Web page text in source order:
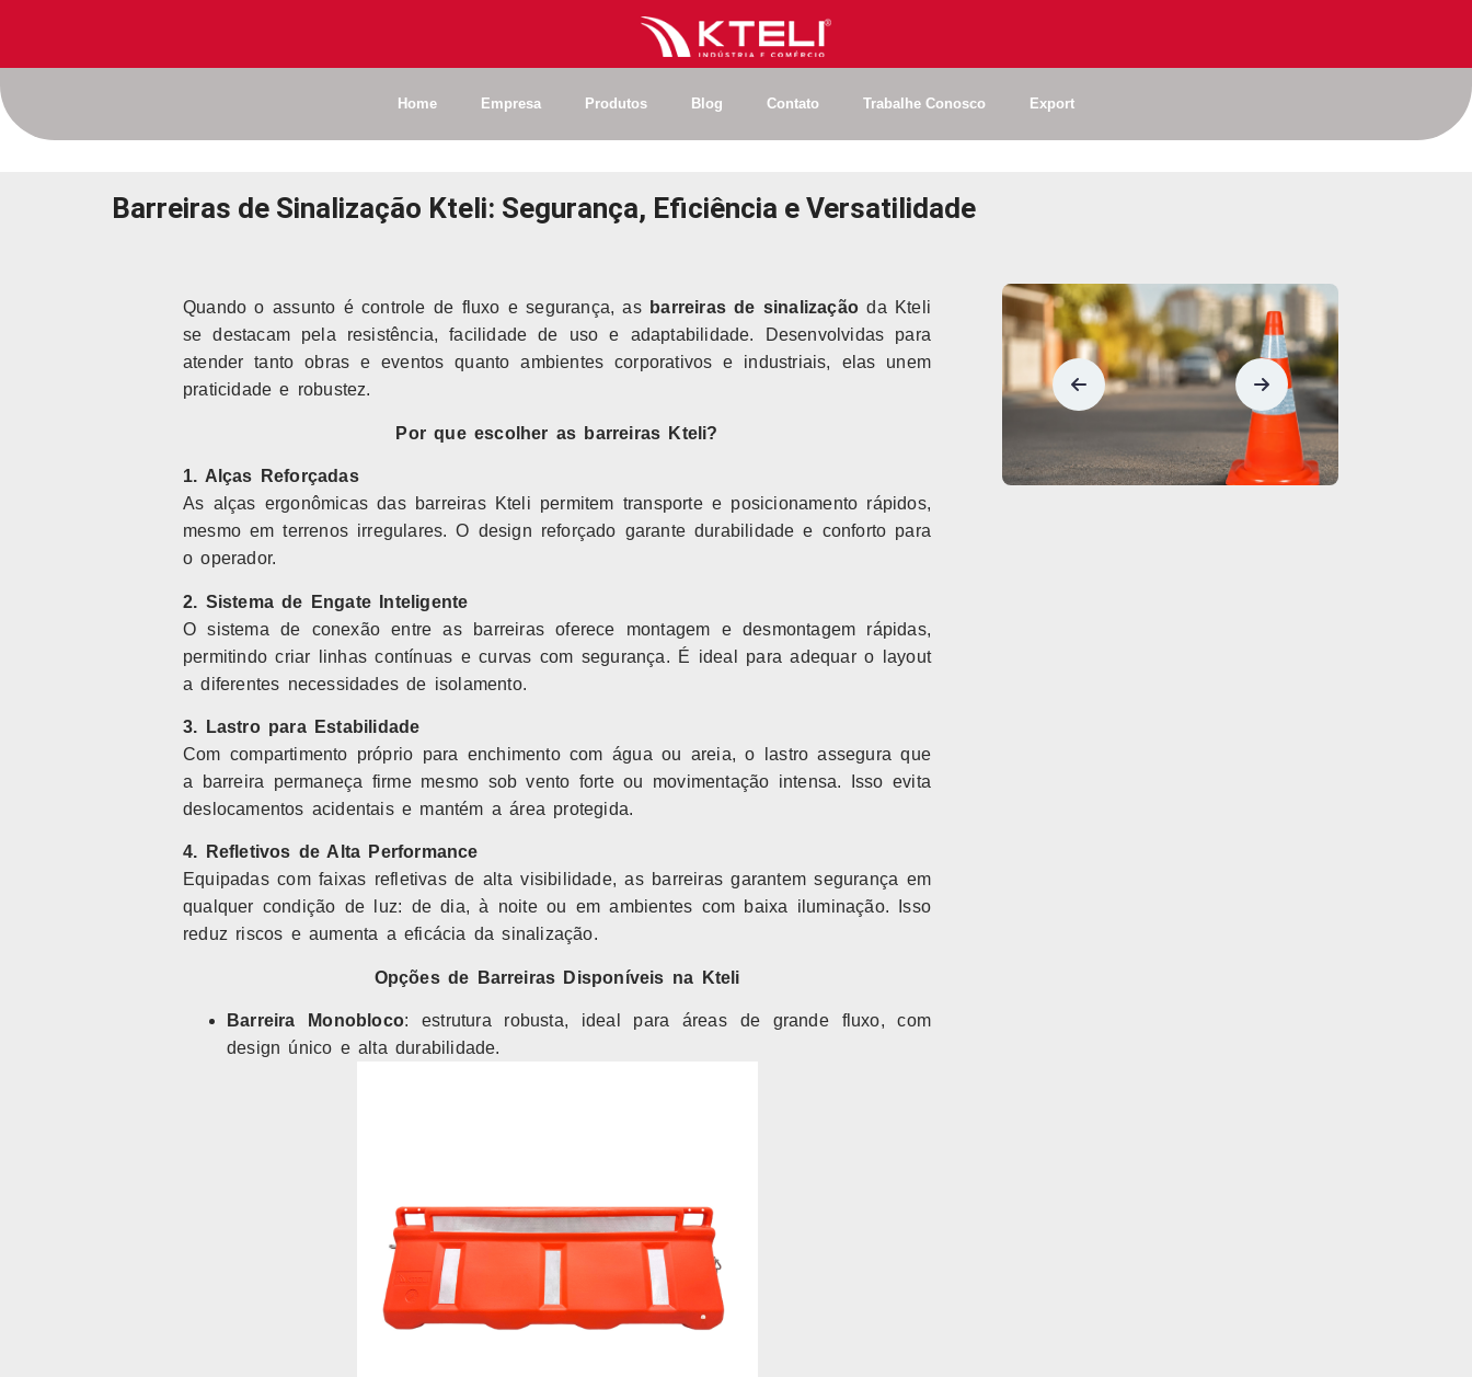
Home Empresa Produtos Blog Contato Trabalhe Conosco Export
Barreiras de Sinalização Kteli: Segurança, Eficiência e Versatilidade
Quando o assunto é controle de fluxo e segurança, as barreiras de sinalização da Kteli
se destacam pela resistência, facilidade de uso e adaptabilidade. Desenvolvidas para
atender tanto obras e eventos quanto ambientes corporativos e industriais, elas unem
praticidade e robustez.
Por que escolher as barreiras Kteli?
1. Alças Reforçadas
As alças ergonômicas das barreiras Kteli permitem transporte e posicionamento rápidos,
mesmo em terrenos irregulares. O design reforçado garante durabilidade e conforto para
o operador.
2. Sistema de Engate Inteligente
O sistema de conexão entre as barreiras oferece montagem e desmontagem rápidas,
permitindo criar linhas contínuas e curvas com segurança. É ideal para adequar o layout
a diferentes necessidades de isolamento.
3. Lastro para Estabilidade
Com compartimento próprio para enchimento com água ou areia, o lastro assegura que
a barreira permaneça firme mesmo sob vento forte ou movimentação intensa. Isso evita
deslocamentos acidentais e mantém a área protegida.
4. Refletivos de Alta Performance
Equipadas com faixas refletivas de alta visibilidade, as barreiras garantem segurança em
qualquer condição de luz: de dia, à noite ou em ambientes com baixa iluminação. Isso
reduz riscos e aumenta a eficácia da sinalização.
Opções de Barreiras Disponíveis na Kteli
Barreira Monobloco: estrutura robusta, ideal para áreas de grande fluxo, com
design único e alta durabilidade.